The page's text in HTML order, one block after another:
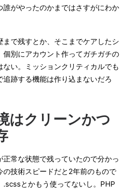
誰がやったのかまではさすがにわか
まで残すとか、そこまでケアしたシ
個別にアカウント作ってガチガチの
ない。ミッションクリティカルでも
追跡する機能は作り込まないだろ
はクリーンかつ
正常な状態で残っていたので分かっ
の技術スピードだと2年前のもので
.scssとかもう使ってないし。PHP